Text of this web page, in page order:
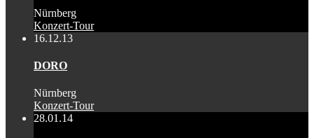
Nürnberg
Konzert-Tour
16.12.13
DORO
Nürnberg
Konzert-Tour
28.01.14